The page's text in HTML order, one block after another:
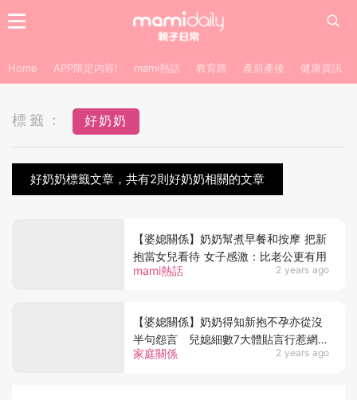
Home APP限定內容! mami熱話 教育路 產前產後 健康資訊
標籤： 好奶奶
好奶奶標籤文章，共有2則好奶奶相關的文章
mami熱話 2 years ago
【婆媳關係】奶奶幫煮早餐和按摩 把新
抱當女兒看待 女子感激：比老公更有用
家庭關係 2 years ago
【婆媳關係】奶奶得知新抱不孕亦從沒
半句怨言 兒媳細數7大體貼言行惹網民
羡慕